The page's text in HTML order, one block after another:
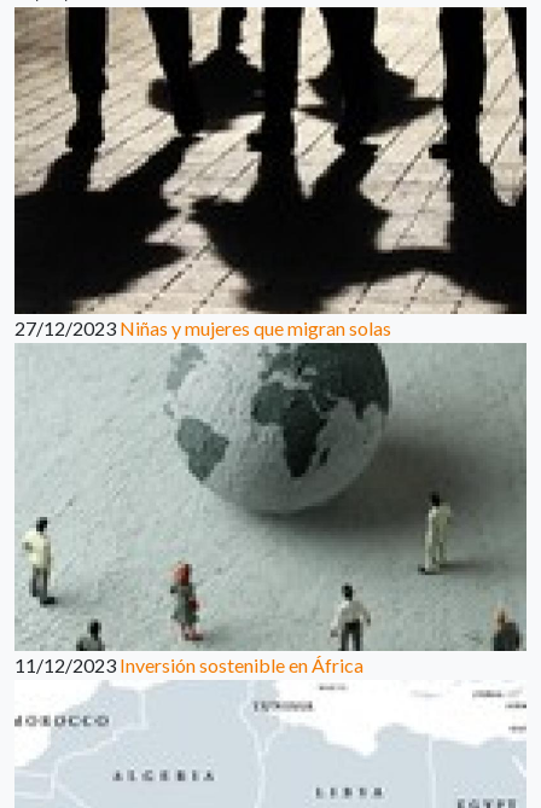
27/12/2023 Niñas y mujeres que migran solas
11/12/2023 Inversión sostenible en África